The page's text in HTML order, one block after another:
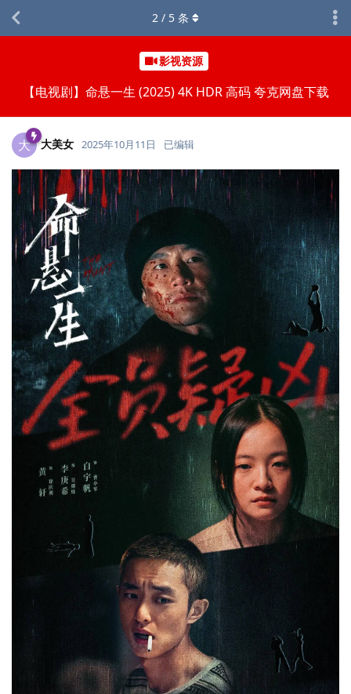
影视资源
【电视剧】命悬一生 (2025) 4K HDR 高码 夸克网盘下载
2 / 5 条
大 大美女 2025年10月11日 已编辑